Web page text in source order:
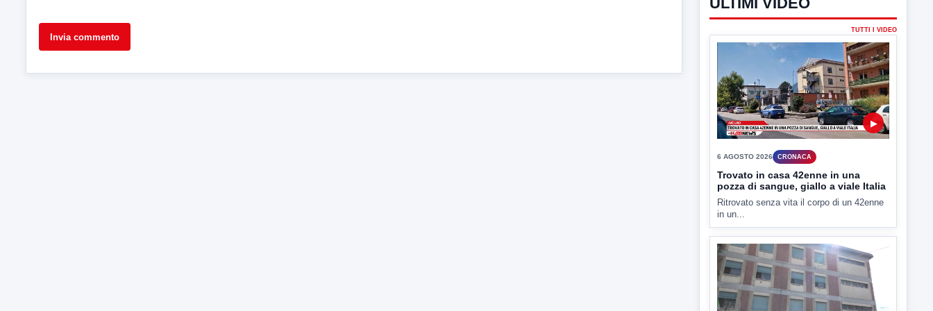
TUTTI I VIDEO
▶
6 AGOSTO 2026 CRONACA
Trovato in casa 42enne in una
pozza di sangue, giallo a viale Italia
Ritrovato senza vita il corpo di un 42enne
in un...